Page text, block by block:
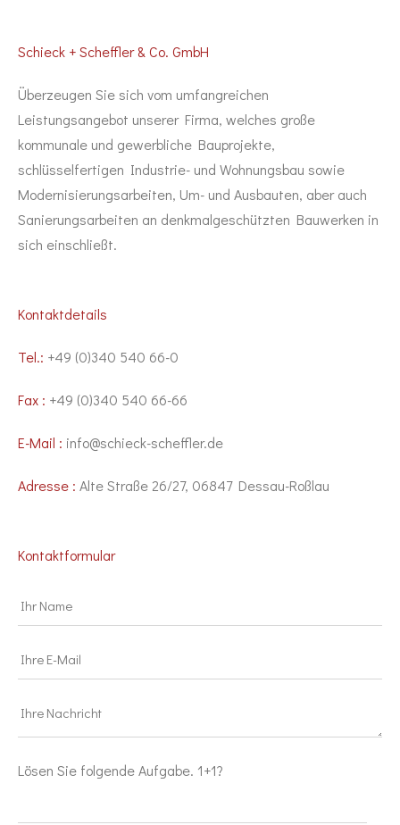
Schieck + Scheffler & Co. GmbH
Überzeugen Sie sich vom umfangreichen
Leistungsangebot unserer Firma, welches große
kommunale und gewerbliche Bauprojekte,
schlüsselfertigen Industrie- und Wohnungsbau sowie
Modernisierungsarbeiten, Um- und Ausbauten, aber auch
Sanierungsarbeiten an denkmalgeschützten Bauwerken in
sich einschließt.
Kontaktdetails
Tel.: +49 (0)340 540 66-0
Fax : +49 (0)340 540 66-66
E-Mail : info@schieck-scheffler.de
Adresse : Alte Straße 26/27, 06847 Dessau-Roßlau
Kontaktformular
Lösen Sie folgende Aufgabe. 1+1?